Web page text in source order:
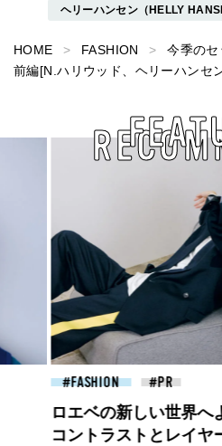
ヘリーハンセン（HELLY
HOME FASHION
今季の
前編[N.ハリウッド、ヘリーハンセ
FASHION
【PRADA × NI-
る、ニューモード